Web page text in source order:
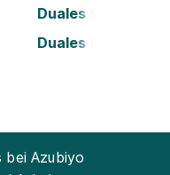
Duales Studium
Duales Studium
bei Azubiyo